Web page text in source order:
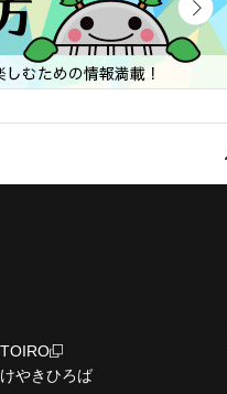
TOIRO
けやきひろば